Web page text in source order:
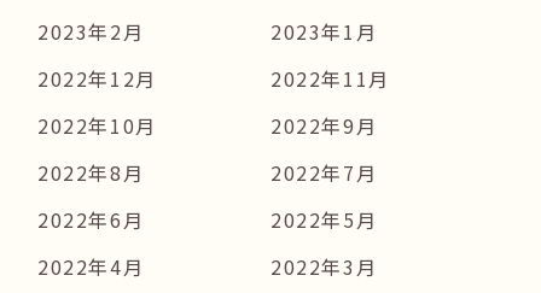
2023年2月
2023年1月
2022年12月
2022年11月
2022年10月
2022年9月
2022年8月
2022年7月
2022年6月
2022年5月
2022年4月
2022年3月